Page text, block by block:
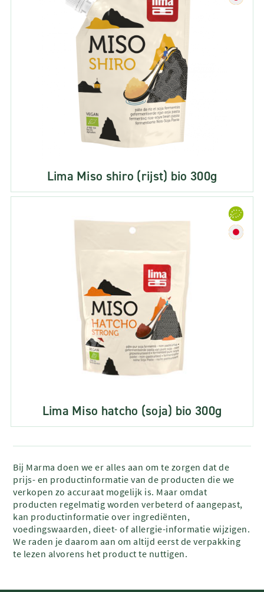
Lima Miso shiro (rijst) bio 300g
Lima Miso hatcho (soja) bio 300g
Bij Marma doen we er alles aan om te zorgen dat de
prijs- en productinformatie van de producten die we
verkopen zo accuraat mogelijk is. Maar omdat
producten regelmatig worden verbeterd of aangepast,
kan productinformatie over ingrediënten,
voedingswaarden, dieet- of allergie-informatie wijzigen.
We raden je daarom aan om altijd eerst de verpakking
te lezen alvorens het product te nuttigen.